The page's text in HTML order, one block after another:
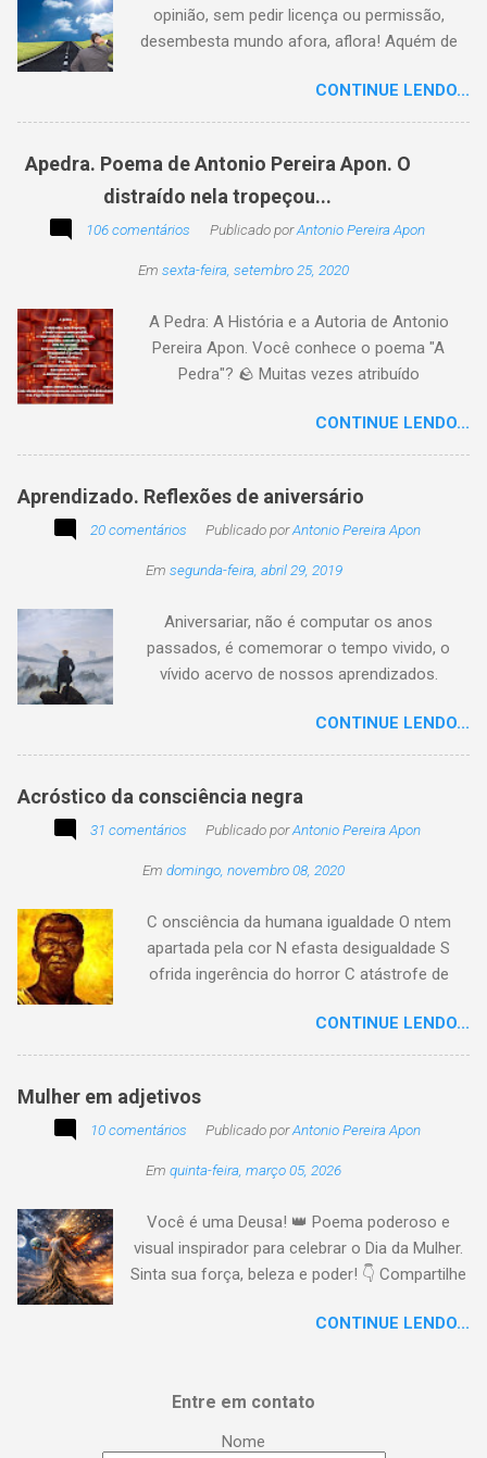
opinião, sem pedir licença ou permissão,
desembesta mundo afora, aflora! Aquém de
sem pitaco, intromissão... Antonio Pereira
Apon. No blog Filosofando na vida , a
uma frase, verso,
poesia, pensamento, mensagem… Sobre uma
imagem postada a cada quinzena. Acima, a
participação na segunda edição dessa
encantando . Segue a sós o caminhante,
itinerante pensador, sob o céu, sobre o
caminho, toca a vida a caminhar. Vem de
não tarda, não demora,
CONTINUE LENDO...
Apedra. Poema de Antonio Pereira Apon. O
distraído nela tropeçou...
106 comentários Publicado porAntonio Pereira Apon
Em sexta-feira, setembro 25, 2020
A Pedra: A História e a Autoria de Antonio
Pereira Apon. Você conhece o poema "A
Pedra"? 🪨 Muitas vezes atribuído
é, na verdade, de autoria de Antonio Pereira
Apon, publicado pela primeira vez em 1999 no
utilidade de um objeto depende da perspectiva
de quem o usa. Se você encontrar este texto
creditado a outros nomes, ajude-nos a
compartilhando o crédito correto.
CONTINUE LENDO...
Aprendizado. Reflexões de aniversário
20 comentários Publicado porAntonio Pereira Apon
Em segunda-feira, abril 29, 2019
Aniversariar, não é computar os anos
passados, é comemorar o tempo vivido, o
vívido acervo de nossos aprendizados.
existir. Há quem simplesmente assista o tempo
e a vida passarem. Mas, há também quem
apenas passe alheio a tudo, tem quem aprenda
com o passar... Eu tenho aprendido:
CONTINUE LENDO...
Acróstico da consciência negra
31 comentários Publicado porAntonio Pereira Apon
Em domingo, novembro 08, 2020
C onsciência da humana igualdade O ntem
apartada pela cor N efasta desigualdade S
ofrida ingerência do horror C atástrofe de
tempo o preito N egritude sempre linda C ultura
multicolor I rmanados na cidadania A gentes
CONTINUE LENDO...
Mulher em adjetivos
10 comentários Publicado porAntonio Pereira Apon
Em quinta-feira, março 05, 2026
Você é uma Deusa! 👑 Poema poderoso e
visual inspirador para celebrar o Dia da Mulher.
Sinta sua força, beleza e poder! 👇 Compartilhe
arrepios! 👇 Este poema/música é uma
capturar a essência da mulher em todas as
suas facetas: da força de uma guerreira à
CONTINUE LENDO...
Entre em contato
Nome